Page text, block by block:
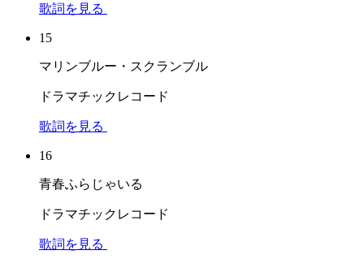
歌詞を見る
15
マリンブルー・スクランブル
ドラマチックレコード
歌詞を見る
16
青春ふらじゃいる
ドラマチックレコード
歌詞を見る